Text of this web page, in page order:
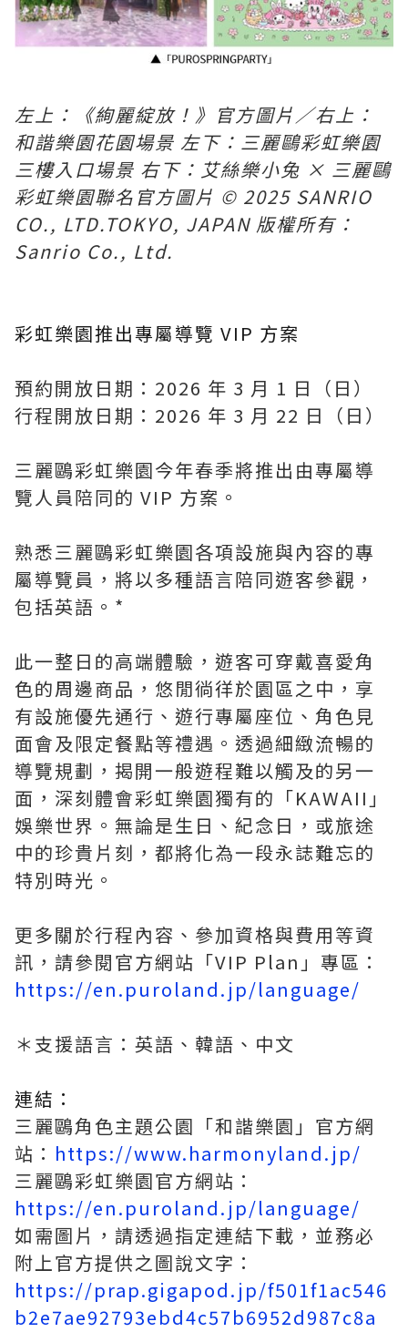
左上：《絢麗綻放！》官方圖片／右上：
和諧樂園花園場景 左下：三麗鷗彩虹樂園
三樓入口場景 右下：艾絲樂小兔 × 三麗鷗
彩虹樂園聯名官方圖片 © 2025 SANRIO
CO., LTD.TOKYO, JAPAN 版權所有：
Sanrio Co., Ltd.
彩虹樂園推出專屬導覽 VIP 方案
預約開放日期：2026 年 3 月 1 日（日）
行程開放日期：2026 年 3 月 22 日（日）
三麗鷗彩虹樂園今年春季將推出由專屬導
覽人員陪同的 VIP 方案。
熟悉三麗鷗彩虹樂園各項設施與內容的專
屬導覽員，將以多種語言陪同遊客參觀，
包括英語。*
此一整日的高端體驗，遊客可穿戴喜愛角
色的周邊商品，悠閒徜徉於園區之中，享
有設施優先通行、遊行專屬座位、角色見
面會及限定餐點等禮遇。透過細緻流暢的
導覽規劃，揭開一般遊程難以觸及的另一
面，深刻體會彩虹樂園獨有的「KAWAII」
娛樂世界。無論是生日、紀念日，或旅途
中的珍貴片刻，都將化為一段永誌難忘的
特別時光。
更多關於行程內容、參加資格與費用等資
訊，請參閱官方網站「VIP Plan」專區：
https://en.puroland.jp/language/
＊支援語言：英語、韓語、中文
連結：
三麗鷗角色主題公園「和諧樂園」官方網
站： https://www.harmonyland.jp/
三麗鷗彩虹樂園官方網站：
https://en.puroland.jp/language/
如需圖片，請透過指定連結下載，並務必
附上官方提供之圖說文字：
https://prap.gigapod.jp/f501f1ac546
b2e7ae92793ebd4c57b6952d987c8a